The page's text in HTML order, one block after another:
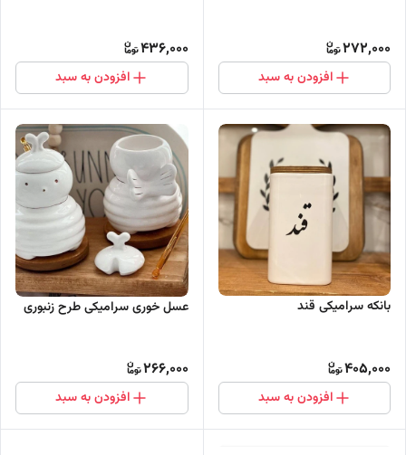
272,000
افزودن به سبد
436,000
افزودن به سبد
بانکه سرامیکی قند
405,000
افزودن به سبد
عسل خوری سرامیکی طرح زنبوری
266,000
افزودن به سبد